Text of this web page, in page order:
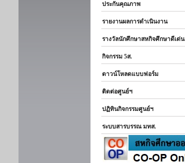
ประกันคุณภาพ
รายงานผลการดำเนินงาน
รางวัลนักศึกษาสหกิจศึกษาดีเด่น
กิจกรรม 5ส.
ดาวน์โหลดแบบฟอร์ม
ติดต่อศูนย์ฯ
ปฏิทินกิจกรรมศูนย์ฯ
ระบบสารบรรณ มทส.